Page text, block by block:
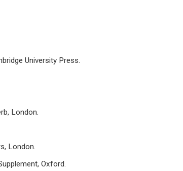
University Press.
London.
London.
Oxford.